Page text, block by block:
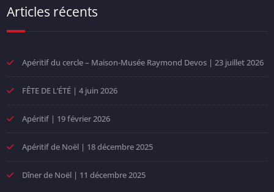
Articles récents
Apéritif du cercle – Maison-Musée Raymond Devos | 23 juillet 2026
FÊTE DE L’ÉTÉ | 4 juin 2026
Apéritif | 19 février 2026
Apéritif de Noël | 18 décembre 2025
Dîner de Noël | 11 décembre 2025